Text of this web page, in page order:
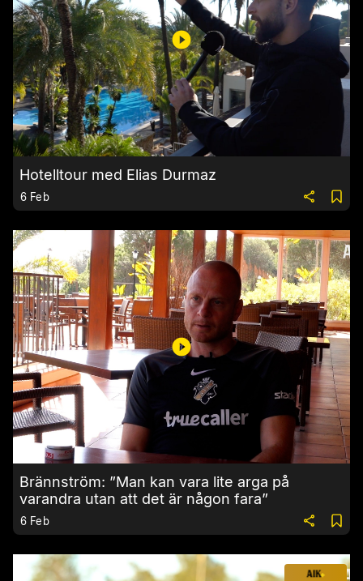
Hotelltour med Elias Durmaz
6 Feb
Brännström: ”Man kan vara lite arga på
varandra utan att det är någon fara”
6 Feb